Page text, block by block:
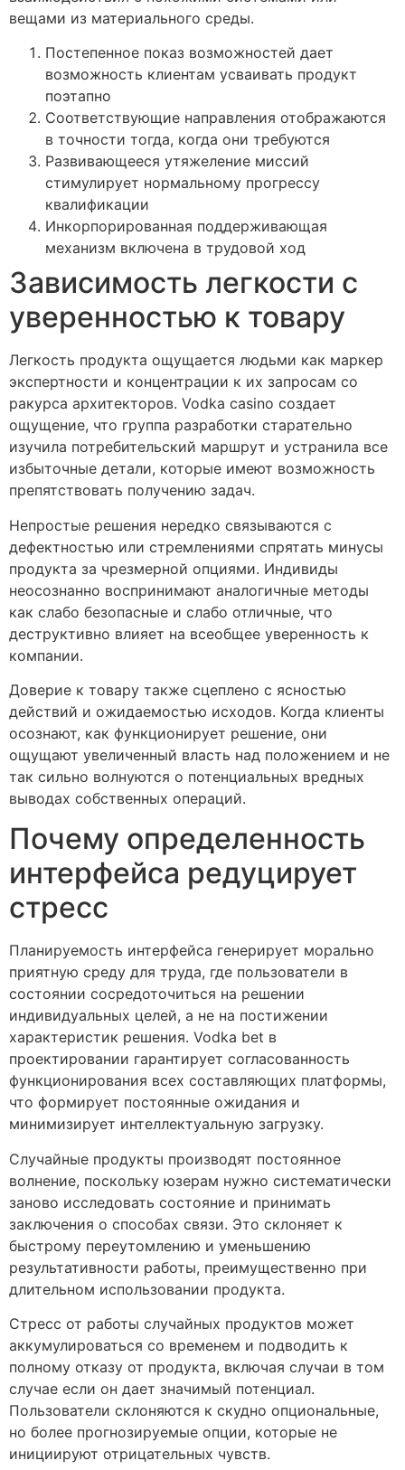
вещами из материального среды.
Постепенное показ возможностей дает
возможность клиентам усваивать продукт
поэтапно
Соответствующие направления отображаются
в точности тогда, когда они требуются
Развивающееся утяжеление миссий
стимулирует нормальному прогрессу
квалификации
Инкорпорированная поддерживающая
механизм включена в трудовой ход
Зависимость легкости с
уверенностью к товару
Легкость продукта ощущается людьми как маркер
экспертности и концентрации к их запросам со
ракурса архитекторов. Vodka casino создает
ощущение, что группа разработки старательно
изучила потребительский маршрут и устранила все
избыточные детали, которые имеют возможность
препятствовать получению задач.
Непростые решения нередко связываются с
дефектностью или стремлениями спрятать минусы
продукта за чрезмерной опциями. Индивиды
неосознанно воспринимают аналогичные методы
как слабо безопасные и слабо отличные, что
деструктивно влияет на всеобщее уверенность к
компании.
Доверие к товару также сцеплено с ясностью
действий и ожидаемостью исходов. Когда клиенты
осознают, как функционирует решение, они
ощущают увеличенный власть над положением и не
так сильно волнуются о потенциальных вредных
выводах собственных операций.
Почему определенность
интерфейса редуцирует
стресс
Планируемость интерфейса генерирует морально
приятную среду для труда, где пользователи в
состоянии сосредоточиться на решении
индивидуальных целей, а не на постижении
характеристик решения. Vodka bet в
проектировании гарантирует согласованность
функционирования всех составляющих платформы,
что формирует постоянные ожидания и
минимизирует интеллектуальную загрузку.
Случайные продукты производят постоянное
волнение, поскольку юзерам нужно систематически
заново исследовать состояние и принимать
заключения о способах связи. Это склоняет к
быстрому переутомлению и уменьшению
результативности работы, преимущественно при
длительном использовании продукта.
Стресс от работы случайных продуктов может
аккумулироваться со временем и подводить к
полному отказу от продукта, включая случаи в том
случае если он дает значимый потенциал.
Пользователи склоняются к скудно опциональные,
но более прогнозируемые опции, которые не
инициируют отрицательных чувств.